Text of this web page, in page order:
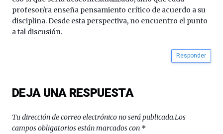
profesor/ra enseña pensamiento crítico de acuerdo a su
disciplina. Desde esta perspectiva, no encuentro el punto
a tal discusión.
Responder
DEJA UNA RESPUESTA
Tu dirección de correo electrónico no será publicada.Los
campos obligatorios están marcados con *